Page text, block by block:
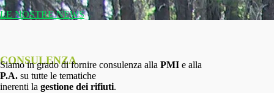
LE NOSTRE NEWS
CONSULENZA
Siamo in grado di fornire consulenza alla PMI e alla
P.A. su tutte le tematiche
inerenti la gestione dei rifiuti.